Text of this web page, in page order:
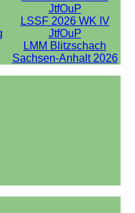
JtfOuP
LSSF 2026 WK IV
JtfOuP
LMM Blitzschach
Sachsen-Anhalt 2026